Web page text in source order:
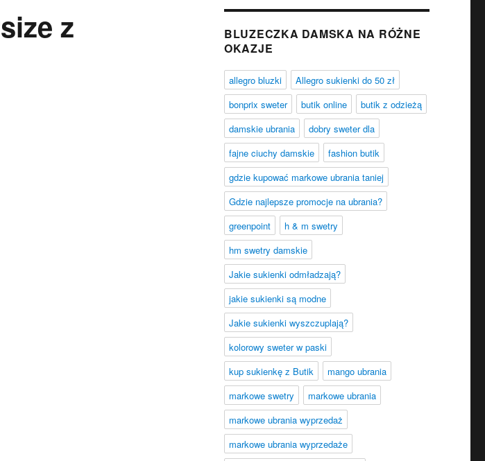
z
BLUZECZKA DAMSKA NA RÓŻNE
OKAZJE
allegro bluzki
Allegro sukienki do 50 zł
bonprix sweter
butik online
butik z odzieżą
damskie ubrania
dobry sweter dla
fajne ciuchy damskie
fashion butik
gdzie kupować markowe ubrania taniej
Gdzie najlepsze promocje na ubrania?
greenpoint
h & m swetry
hm swetry damskie
Jakie sukienki odmładzają?
jakie sukienki są modne
Jakie sukienki wyszczuplają?
kolorowy sweter w paski
kup sukienkę z Butik
mango ubrania
markowe swetry
markowe ubrania
markowe ubrania wyprzedaż
markowe ubrania wyprzedaże